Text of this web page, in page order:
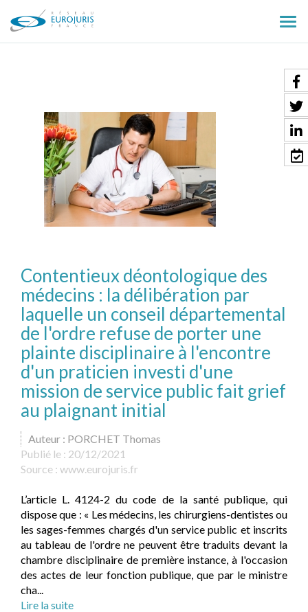
le
Contentieux déontologique des
médecins : la délibération par
laquelle un conseil départemental
de l'ordre refuse de porter une
plainte disciplinaire à l'encontre
d'un praticien investi d'une
mission de service public fait grief
au plaignant initial
Auteur : PORCHET Thomas
Publié le : 20/12/2021
Source : www.eurojuris.fr
L’article L. 4124-2 du code de la santé publique, qui
dispose que : « Les médecins, les chirurgiens-dentistes ou
les sages-femmes chargés d'un service public et inscrits
au tableau de l'ordre ne peuvent être traduits devant la
chambre disciplinaire de première instance, à l'occasion
des actes de leur fonction publique, que par le ministre
cha...
Lire la suite